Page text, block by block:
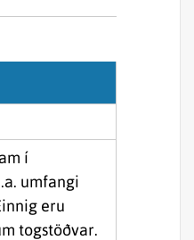
í
umfangi
eru
togstöðvar.